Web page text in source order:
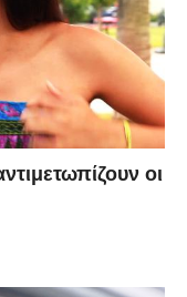
οι